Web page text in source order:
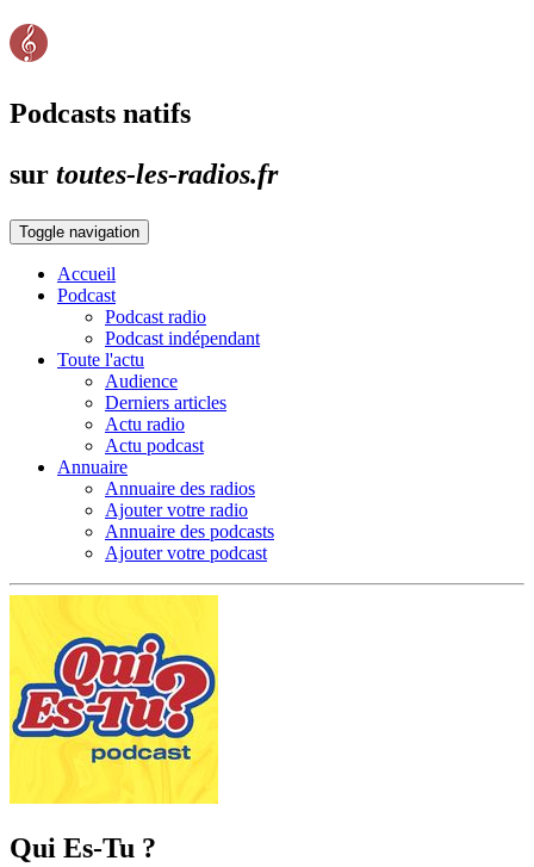
Podcasts natifs
sur toutes-les-radios.fr
Toggle navigation
Accueil
Podcast
Podcast radio
Podcast indépendant
Toute l'actu
Audience
Derniers articles
Actu radio
Actu podcast
Annuaire
Annuaire des radios
Ajouter votre radio
Annuaire des podcasts
Ajouter votre podcast
Qui Es-Tu ?